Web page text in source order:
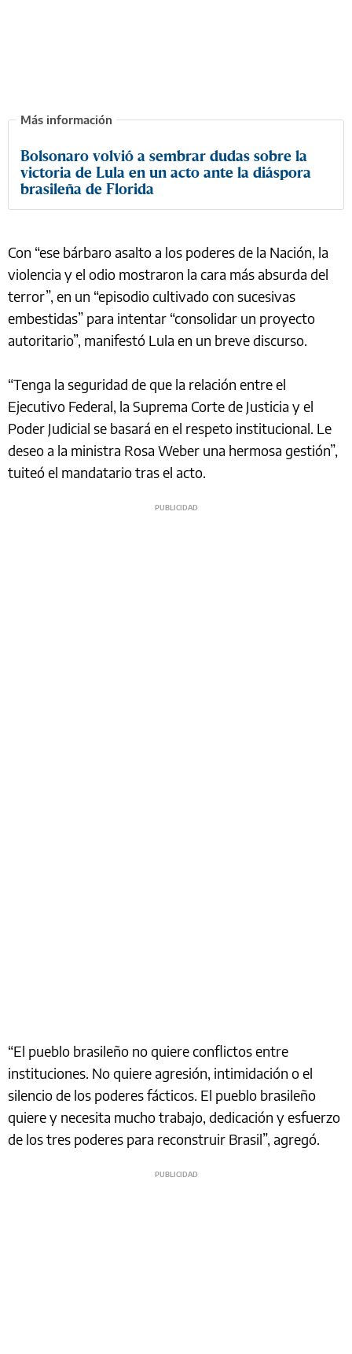
Bolsonaro volvió a sembrar dudas sobre la
victoria de Lula en un acto ante la diáspora
brasileña de Florida
Con “ese bárbaro asalto a los poderes de la Nación, la
violencia y el odio mostraron la cara más absurda del
terror”, en un “episodio cultivado con sucesivas
embestidas” para intentar “consolidar un proyecto
autoritario”, manifestó Lula en un breve discurso.
“Tenga la seguridad de que la relación entre el
Ejecutivo Federal, la Suprema Corte de Justicia y el
Poder Judicial se basará en el respeto institucional. Le
deseo a la ministra Rosa Weber una hermosa gestión”,
tuiteó el mandatario tras el acto.
“El pueblo brasileño no quiere conflictos entre
instituciones. No quiere agresión, intimidación o el
silencio de los poderes fácticos. El pueblo brasileño
quiere y necesita mucho trabajo, dedicación y esfuerzo
de los tres poderes para reconstruir Brasil”, agregó.